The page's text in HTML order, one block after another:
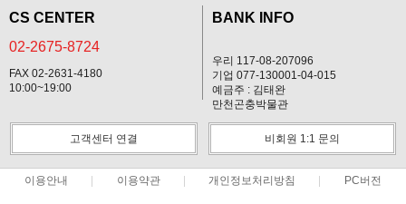
CS CENTER
02-2675-8724
FAX 02-2631-4180
10:00~19:00
BANK INFO
우리 117-08-207096
기업 077-130001-04-015
예금주 : 김태완
만천곤충박물관
고객센터 연결 비회원 1:1 문의
이용안내 이용약관 개인정보처리방침 PC버전